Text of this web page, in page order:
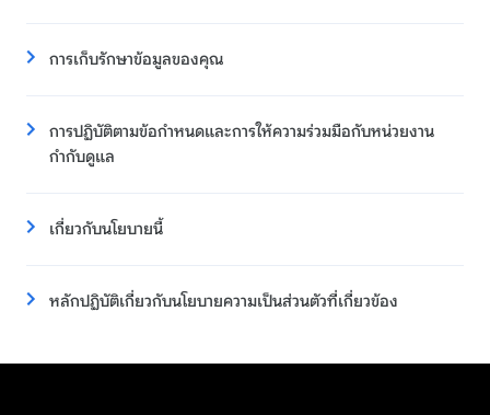
การเก็บรักษาข้อมูลของคุณ
การปฏิบัติตามข้อกำหนดและการให้ความร่วมมือกับหน่วยงาน
กำกับดูแล
เกี่ยวกับนโยบายนี้
หลักปฏิบัติเกี่ยวกับนโยบายความเป็นส่วนตัวที่เกี่ยวข้อง